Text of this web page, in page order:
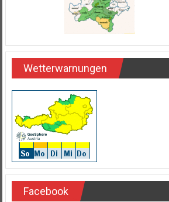
Wetterwarnungen
Facebook